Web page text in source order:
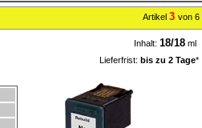
Artikel 3 von 6
Inhalt: 18/18 ml
Lieferfrist: bis zu 2 Tage*